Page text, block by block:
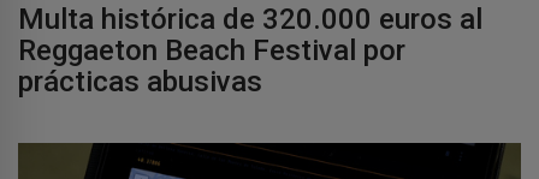
Multa histórica de 320.000 euros al
Reggaeton Beach Festival por
prácticas abusivas